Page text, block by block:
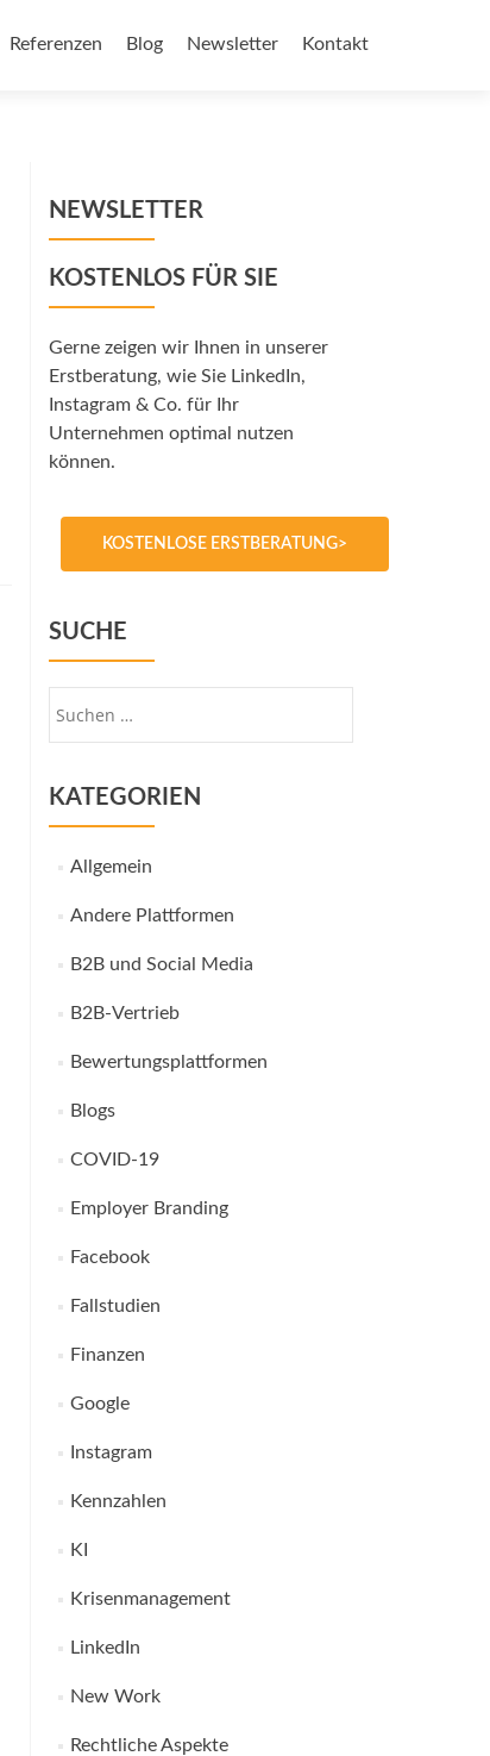
Referenzen Blog Newsletter Kontakt
NEWSLETTER
KOSTENLOS FÜR SIE
Gerne zeigen wir Ihnen in unserer
Erstberatung, wie Sie LinkedIn,
Instagram & Co. für Ihr
Unternehmen optimal nutzen
können.
KOSTENLOSE ERSTBERATUNG>
SUCHE
KATEGORIEN
Allgemein
Andere Plattformen
B2B und Social Media
B2B-Vertrieb
Bewertungsplattformen
Blogs
COVID-19
Employer Branding
Facebook
Fallstudien
Finanzen
Google
Instagram
Kennzahlen
KI
Krisenmanagement
LinkedIn
New Work
Rechtliche Aspekte